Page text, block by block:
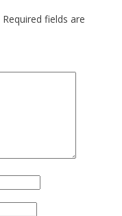
Required fields are